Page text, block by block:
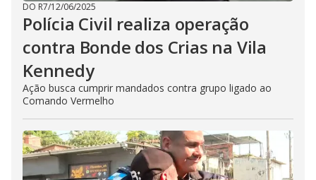
DO R7/12/06/2025
Polícia Civil realiza operação
contra Bonde dos Crias na Vila
Kennedy
Ação busca cumprir mandados contra grupo ligado ao
Comando Vermelho